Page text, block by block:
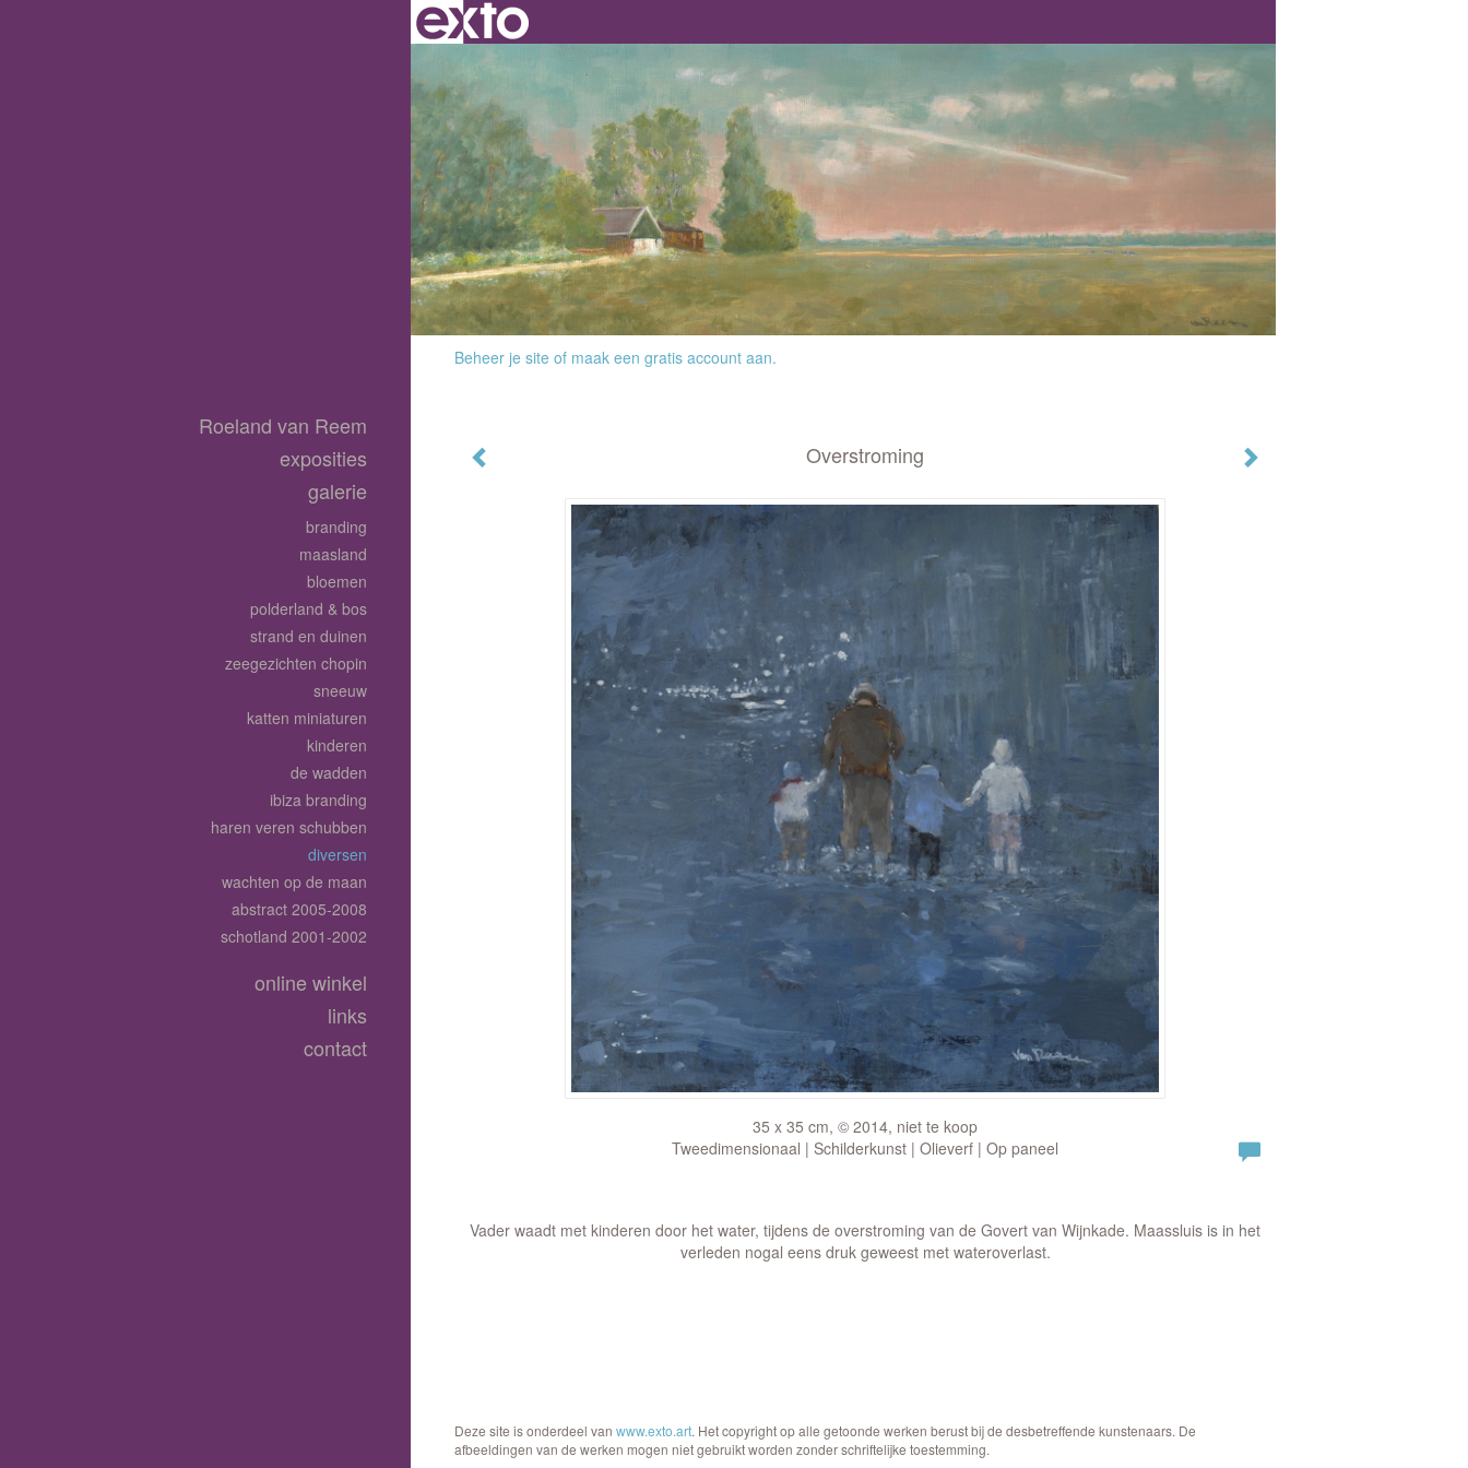
Beheer je site of maak een gratis account aan.
Overstroming
35 x 35 cm, © 2014, niet te koop
Tweedimensionaal | Schilderkunst | Olieverf | Op paneel
Vader waadt met kinderen door het water, tijdens de overstroming van de Govert van Wijnkade. Maassluis is in het
verleden nogal eens druk geweest met wateroverlast.
Roeland van Reem
exposities
galerie
branding
maasland
bloemen
polderland & bos
strand en duinen
zeegezichten chopin
sneeuw
katten miniaturen
kinderen
de wadden
ibiza branding
haren veren schubben
diversen
wachten op de maan
abstract 2005-2008
schotland 2001-2002
online winkel
links
contact
Deze site is onderdeel van www.exto.art. Het copyright op alle getoonde werken berust bij de desbetreffende kunstenaars. De
afbeeldingen van de werken mogen niet gebruikt worden zonder schriftelijke toestemming.